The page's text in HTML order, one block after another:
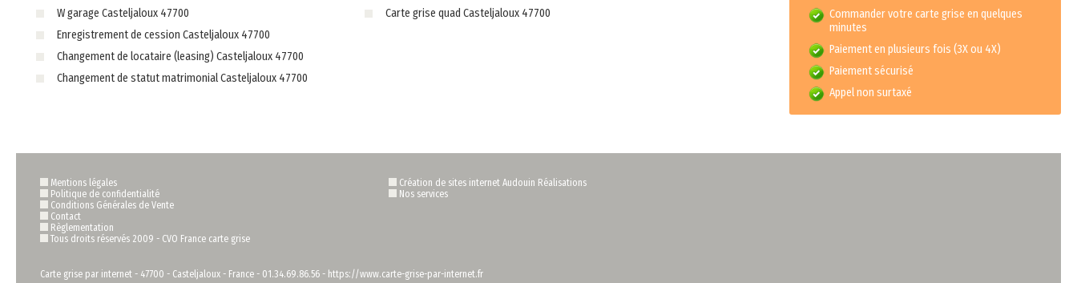
W garage Casteljaloux 47700
Enregistrement de cession Casteljaloux 47700
Changement de locataire (leasing) Casteljaloux 47700
Changement de statut matrimonial Casteljaloux 47700
Carte grise quad Casteljaloux 47700
Commander votre carte grise en quelques
minutes
Paiement en plusieurs fois (3X ou 4X)
Paiement sécurisé
Appel non surtaxé
Mentions légales
Politique de confidentialité
Conditions Générales de Vente
Contact
Règlementation
Tous droits réservés 2009 - CVO France carte grise
Création de sites internet Audouin Réalisations
Nos services
Carte grise par internet - 47700 - Casteljaloux - France - 01.34.69.86.56 - https://www.carte-grise-par-internet.fr